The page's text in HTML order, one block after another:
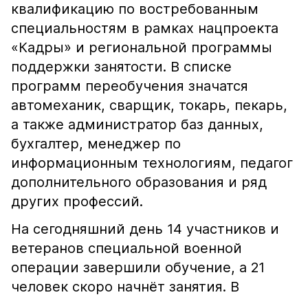
квалификацию по востребованным
специальностям в рамках нацпроекта
«Кадры» и региональной программы
поддержки занятости. В списке
программ переобучения значатся
автомеханик, сварщик, токарь, пекарь,
а также администратор баз данных,
бухгалтер, менеджер по
информационным технологиям, педагог
дополнительного образования и ряд
других профессий.
На сегодняшний день 14 участников и
ветеранов специальной военной
операции завершили обучение, а 21
человек скоро начнёт занятия. В